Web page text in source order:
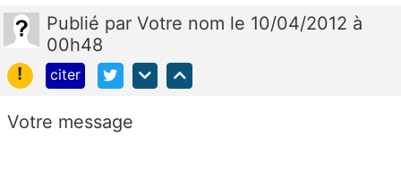
Publié par Votre nom le 10/04/2012 à
00h48
!
citer
Votre message